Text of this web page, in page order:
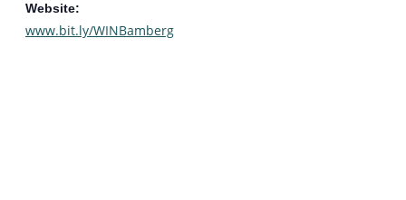
Website:
www.bit.ly/WINBamberg